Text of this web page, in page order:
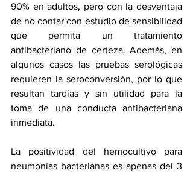
90% en adultos, pero con la desventaja
de no contar con estudio de sensibilidad
que permita un tratamiento
antibacteriano de certeza. Además, en
algunos casos las pruebas serológicas
requieren la seroconversión, por lo que
resultan tardías y sin utilidad para la
toma de una conducta antibacteriana
inmediata.
La positividad del hemocultivo para
neumonías bacterianas es apenas del 3